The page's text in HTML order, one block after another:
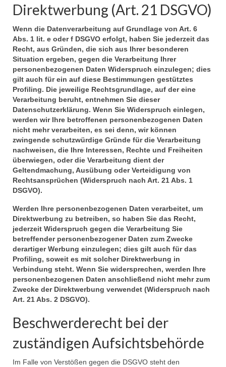
Direktwerbung (Art. 21 DSGVO)
Wenn die Datenverarbeitung auf Grundlage von Art. 6
Abs. 1 lit. e oder f DSGVO erfolgt, haben Sie jederzeit das
Recht, aus Gründen, die sich aus Ihrer besonderen
Situation ergeben, gegen die Verarbeitung Ihrer
personenbezogenen Daten Widerspruch einzulegen; dies
gilt auch für ein auf diese Bestimmungen gestütztes
Profiling. Die jeweilige Rechtsgrundlage, auf der eine
Verarbeitung beruht, entnehmen Sie dieser
Datenschutzerklärung. Wenn Sie Widerspruch einlegen,
werden wir Ihre betroffenen personenbezogenen Daten
nicht mehr verarbeiten, es sei denn, wir können
zwingende schutzwürdige Gründe für die Verarbeitung
nachweisen, die Ihre Interessen, Rechte und Freiheiten
überwiegen, oder die Verarbeitung dient der
Geltendmachung, Ausübung oder Verteidigung von
Rechtsansprüchen (Widerspruch nach Art. 21 Abs. 1
DSGVO).
Werden Ihre personenbezogenen Daten verarbeitet, um
Direktwerbung zu betreiben, so haben Sie das Recht,
jederzeit Widerspruch gegen die Verarbeitung Sie
betreffender personenbezogener Daten zum Zwecke
derartiger Werbung einzulegen; dies gilt auch für das
Profiling, soweit es mit solcher Direktwerbung in
Verbindung steht. Wenn Sie widersprechen, werden Ihre
personenbezogenen Daten anschließend nicht mehr zum
Zwecke der Direktwerbung verwendet (Widerspruch nach
Art. 21 Abs. 2 DSGVO).
Beschwerderecht bei der
zuständigen Aufsichtsbehörde
Im Falle von Verstößen gegen die DSGVO steht den